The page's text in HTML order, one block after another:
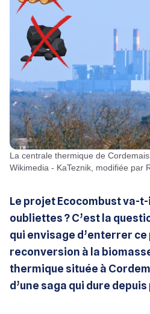
La centrale thermique de Cordemais en 2009 / Image :
Wikimedia - KaTeznik, modifiée par
Le projet Ecocombust va-
oubliettes ? C’est la
qui envisage d’enterrer
reconversion à la
thermique située à
d’une saga qui dure